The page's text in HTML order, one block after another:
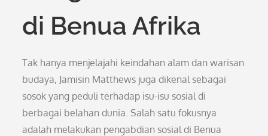
di Benua Afrika
Tak hanya menjelajahi keindahan alam dan warisan
budaya, Jamisin Matthews juga dikenal sebagai
sosok yang peduli terhadap isu-isu sosial di
berbagai belahan dunia. Salah satu fokusnya
adalah melakukan pengabdian sosial di Benua